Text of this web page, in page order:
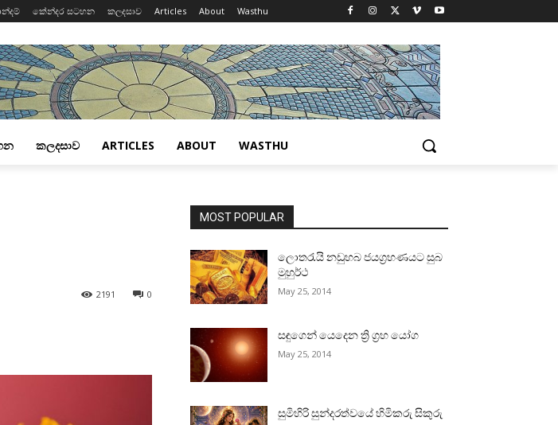
කේන්දර සටහන කලදසාව Articles About Wasthu
කලදසාව ARTICLES ABOUT WASTHU
0
2191
MOST POPULAR
ලොතරැයි නඩුහබ ජයග්‍රහණයට සුබ
මුහුර්ථ
May 25, 2014
සඳුගෙන් යෙදෙන ත්‍රි ග්‍රහ යෝග
May 25, 2014
සුමිහිරි සුන්දරත්වයේ හිමිකරු සිකුරු